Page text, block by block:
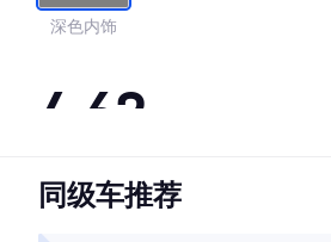
深色内饰
4.62
·外观表现一般，低于59%同级车
同级车推荐